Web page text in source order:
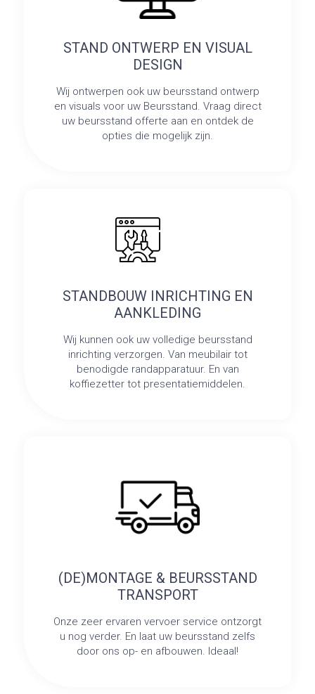
STAND ONTWERP EN VISUAL
DESIGN
Wij ontwerpen ook uw beursstand ontwerp
en visuals voor uw Beursstand. Vraag direct
uw beursstand offerte aan en ontdek de
opties die mogelijk zijn.
STANDBOUW INRICHTING EN
AANKLEDING
Wij kunnen ook uw volledige beursstand
inrichting verzorgen. Van meubilair tot
benodigde randapparatuur. En van
koffiezetter tot presentatiemiddelen.
(DE)MONTAGE & BEURSSTAND
TRANSPORT
Onze zeer ervaren vervoer service ontzorgt
u nog verder. En laat uw beursstand zelfs
door ons op- en afbouwen. Ideaal!